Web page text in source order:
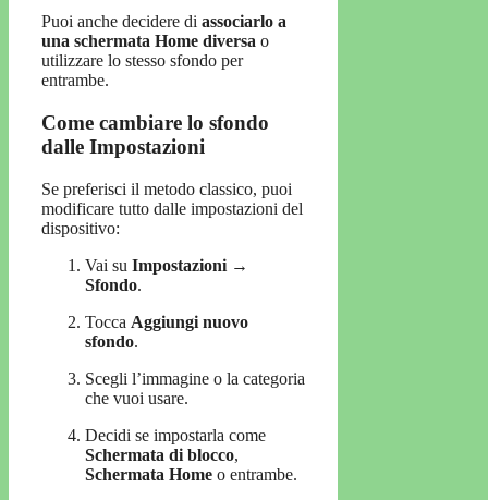
Puoi anche decidere di associarlo a
una schermata Home diversa o
utilizzare lo stesso sfondo per
entrambe.
Come cambiare lo sfondo
dalle Impostazioni
Se preferisci il metodo classico, puoi
modificare tutto dalle impostazioni del
dispositivo:
Vai su Impostazioni →
Sfondo.
Tocca Aggiungi nuovo
sfondo.
Scegli l’immagine o la categoria
che vuoi usare.
Decidi se impostarla come
Schermata di blocco,
Schermata Home o entrambe.